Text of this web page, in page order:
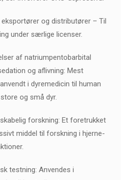
eksportører og distributører – Til
under særlige licenser.
af natriumpentobarbital
og aflivning: Mest
i dyremedicin til human
og små dyr.
forskning: Et foretrukket
middel til forskning i hjerne-
testning: Anvendes i